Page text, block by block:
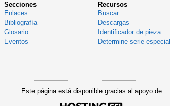
Secciones
Enlaces
Bibliografía
Glosario
Eventos
Recursos
Buscar
Descargas
Identificador de pieza
Determine serie especial
Este página está disponible gracias al apoyo de